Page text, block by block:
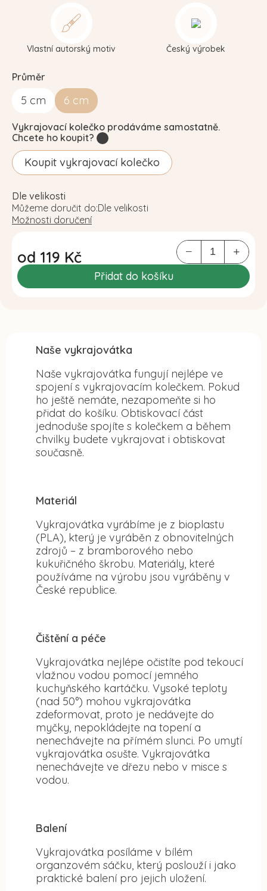
Průměr
5 cm 6 cm
od 119 Kč
Měrná
cena:
Přidat do košíku
Vlastní autorský motiv Český výrobek
Vykrajovací kolečko prodáváme samostatně.
Chcete ho koupit?
Koupit vykrajovací kolečko
Dle velikosti
Můžeme doručit do:Dle velikosti
Možnosti doručení
Naše vykrajovátka
Naše vykrajovátka fungují nejlépe ve
spojení s vykrajovacím kolečkem. Pokud
ho ještě nemáte, nezapomeňte si ho
přidat do košíku. Obtiskovací část
jednoduše spojíte s kolečkem a během
chvilky budete vykrajovat i obtiskovat
současně.
Materiál
Vykrajovátka vyrábíme je z bioplastu
(PLA), který je vyráběn z obnovitelných
zdrojů – z bramborového nebo
kukuřičného škrobu. Materiály, které
používáme na výrobu jsou vyráběny v
České republice.
Čištění a péče
Vykrajovátka nejlépe očistíte pod tekoucí
vlažnou vodou pomocí jemného
kuchyňského kartáčku. Vysoké teploty
(nad 50°) mohou vykrajovátka
zdeformovat, proto je nedávejte do
myčky, nepokládejte na topení a
nenechávejte na přímém slunci. Po umytí
vykrajovátka osušte. Vykrajovátka
nenechávejte ve dřezu nebo v misce s
vodou.
Balení
Vykrajovátka posíláme v bílém
organzovém sáčku, který poslouží i jako
praktické balení pro jejich uložení.